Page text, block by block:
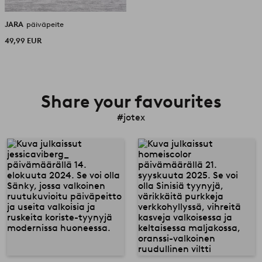
JARA päiväpeite
49,99 EUR
Share your favourites
#jotex